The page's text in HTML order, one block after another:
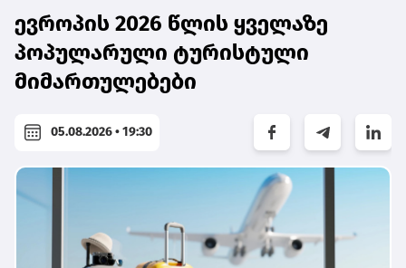
ევროპის 2026 წლის ყველაზე
პოპულარული ტურისტული
მიმართულებები
05.08.2026 • 19:30